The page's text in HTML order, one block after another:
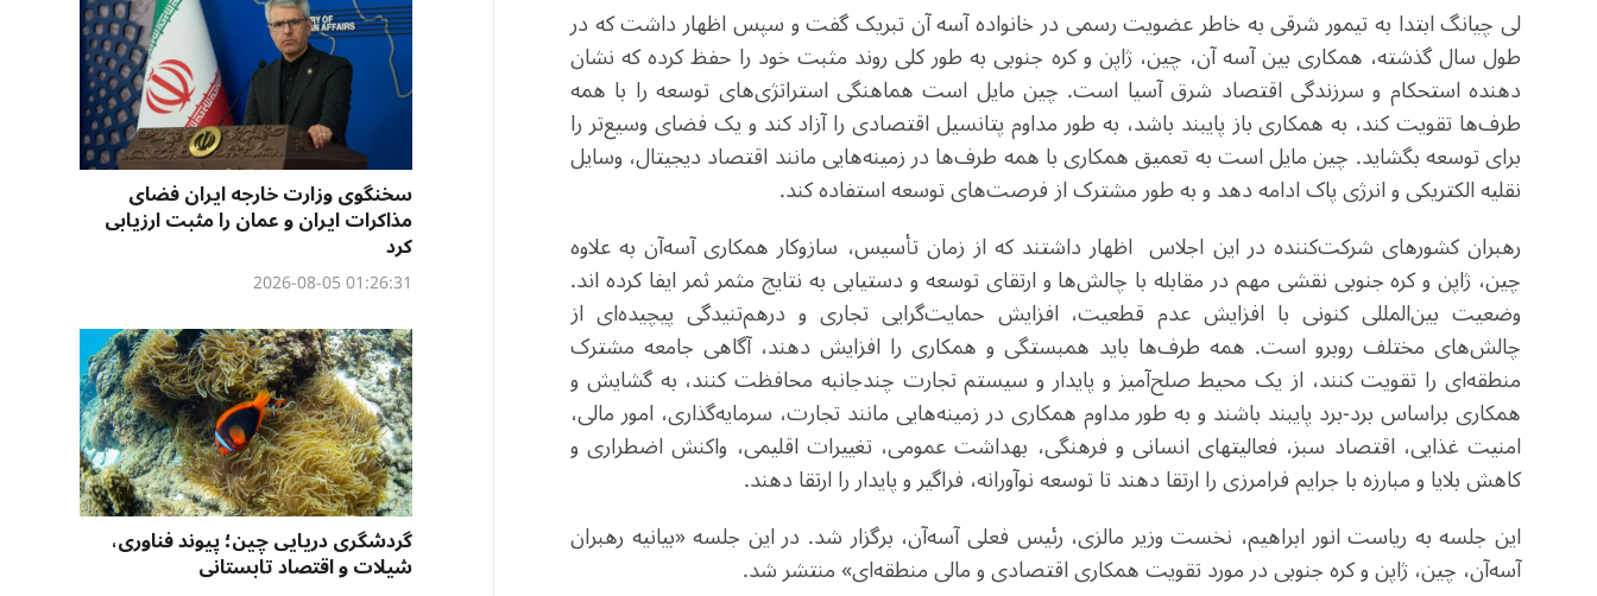
لی چیانگ ابتدا به تیمور شرقی به خاطر عضویت رسمی در خانواده آسه آن تبریک گفت و سپس اظهار داشت که در
طول سال گذشته، همکاری بین آسه آن، چین، ژاپن و کره جنوبی به طور کلی روند مثبت خود را حفظ کرده که نشان
دهنده استحکام و سرزندگی اقتصاد شرق آسیا است. چین مایل است هماهنگی استراتژی‌های توسعه را با همه
طرف‌ها تقویت کند، به همکاری باز پایبند باشد، به طور مداوم پتانسیل اقتصادی را آزاد کند و یک فضای وسیع‌تر را
برای توسعه بگشاید. چین مایل است به تعمیق همکاری با همه طرف‌ها در زمینه‌هایی مانند اقتصاد دیجیتال، وسایل
نقلیه الکتریکی و انرژی پاک ادامه دهد و به طور مشترک از فرصت‌های توسعه استفاده کند.
رهبران کشورهای شرکت‌کننده در این اجلاس اظهار داشتند که از زمان تأسیس، سازوکار همکاری آسه‌آن به علاوه
چین، ژاپن و کره جنوبی نقشی مهم در مقابله با چالش‌ها و ارتقای توسعه و دستیابی به نتایج مثمر ثمر ایفا کرده ‌اند.
وضعیت بین‌المللی کنونی با افزایش عدم قطعیت، افزایش حمایت‌گرایی تجاری و درهم‌تنیدگی پیچیده‌ای از
چالش‌های مختلف روبرو است. همه طرف‌ها باید همبستگی و همکاری را افزایش دهند، آگاهی جامعه مشترک
منطقه‌ای را تقویت کنند، از یک محیط صلح‌آمیز و پایدار و سیستم تجارت چندجانبه محافظت کنند، به گشایش و
همکاری براساس برد-برد پایبند باشند و به طور مداوم همکاری در زمینه‌هایی مانند تجارت، سرمایه‌گذاری، امور مالی،
امنیت غذایی، اقتصاد سبز، فعالیتهای انسانی و فرهنگی، بهداشت عمومی، تغییرات اقلیمی، واکنش اضطراری و
کاهش بلایا و مبارزه با جرایم فرامرزی را ارتقا دهند تا توسعه نوآورانه، فراگیر و پایدار را ارتقا دهند.
این جلسه به ریاست انور ابراهیم، ​​نخست وزیر مالزی، رئیس فعلی آسه‌آن، برگزار شد. در این جلسه «بیانیه رهبران
آسه‌آن، چین، ژاپن و کره جنوبی در مورد تقویت همکاری اقتصادی و مالی منطقه‌ای» منتشر شد.
سخنگوی وزارت خارجه ایران فضای
مذاکرات ایران و عمان را مثبت ارزیابی
کرد
01:26:31 2026-08-05
گردشگری دریایی چین؛ پیوند فناوری،
شیلات و اقتصاد تابستانی